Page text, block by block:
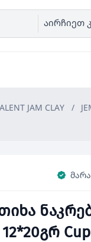
აირჩიეთ
JAM CLAY /
12*20გრ